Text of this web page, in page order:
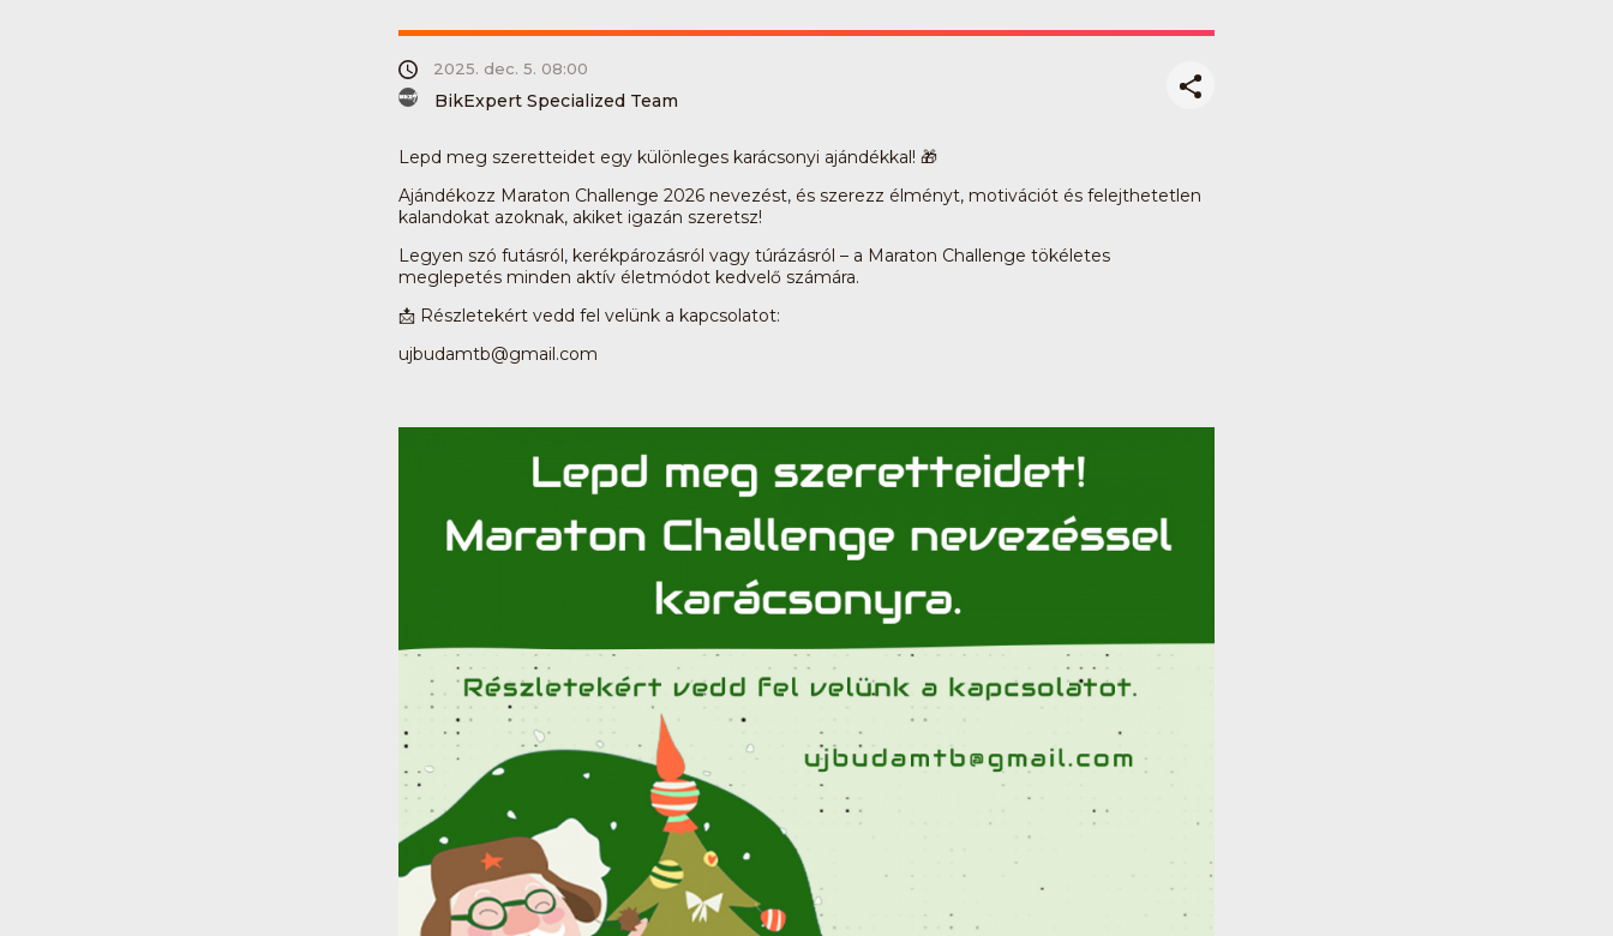
2025. dec. 5. 08:00
BikExpert Specialized Team
Lepd meg szeretteidet egy különleges karácsonyi ajándékkal! 🎁
Ajándékozz Maraton Challenge 2026 nevezést, és szerezz élményt, motivációt és felejthetetlen
kalandokat azoknak, akiket igazán szeretsz!
Legyen szó futásról, kerékpározásról vagy túrázásról – a Maraton Challenge tökéletes
meglepetés minden aktív életmódot kedvelő számára.
📩 Részletekért vedd fel velünk a kapcsolatot:
ujbudamtb@gmail.com